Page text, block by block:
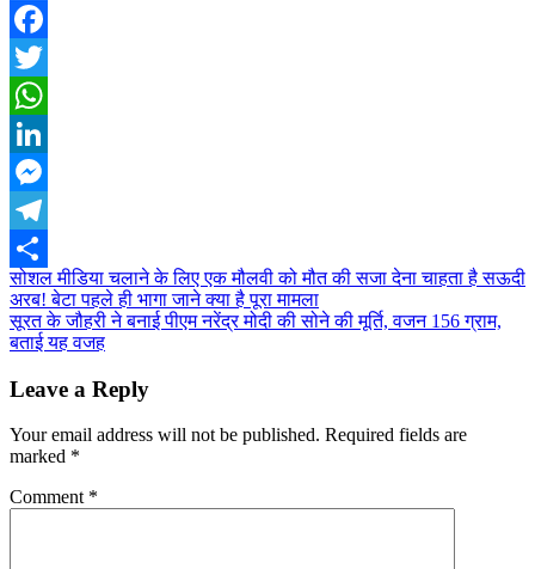
Facebook
Twitter
WhatsApp
LinkedIn
Messenger
Telegram
Share
Post
navigation
सोशल मीडिया चलाने के लिए एक मौलवी को मौत की सजा देना चाहता है सऊदी
अरब! बेटा पहले ही भागा जाने क्या है पूरा मामला
सूरत के जौहरी ने बनाई पीएम नरेंद्र मोदी की सोने की मूर्ति, वजन 156 ग्राम,
बताई यह वजह
Leave a Reply
Your email address will not be published. Required fields are
marked *
Comment *